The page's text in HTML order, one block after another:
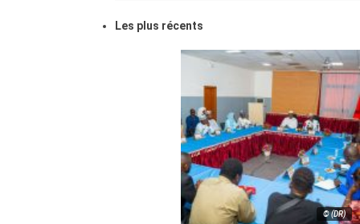
Les plus récents
© (DR)